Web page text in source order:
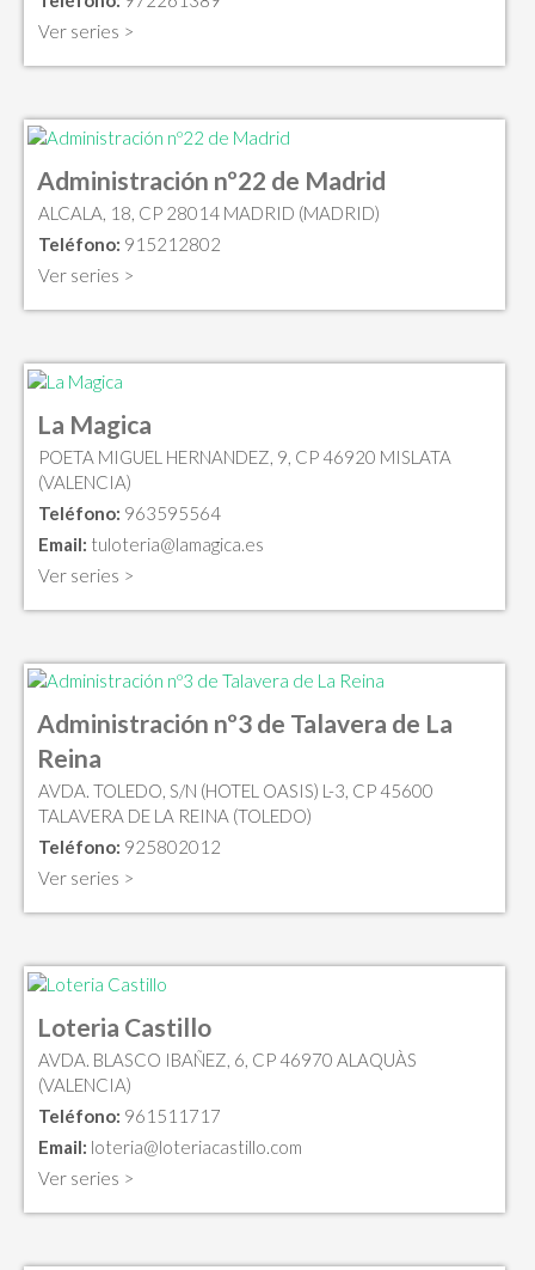
Ver series >
Administración nº22 de Madrid
ALCALA, 18, CP 28014 MADRID (MADRID)
Teléfono: 915212802
Ver series >
La Magica
POETA MIGUEL HERNANDEZ, 9, CP 46920 MISLATA
(VALENCIA)
Teléfono: 963595564
Email: tuloteria@lamagica.es
Ver series >
Administración nº3 de Talavera de La
Reina
AVDA. TOLEDO, S/N (HOTEL OASIS) L-3, CP 45600
TALAVERA DE LA REINA (TOLEDO)
Teléfono: 925802012
Ver series >
Loteria Castillo
AVDA. BLASCO IBAÑEZ, 6, CP 46970 ALAQUÀS
(VALENCIA)
Teléfono: 961511717
Email: loteria@loteriacastillo.com
Ver series >